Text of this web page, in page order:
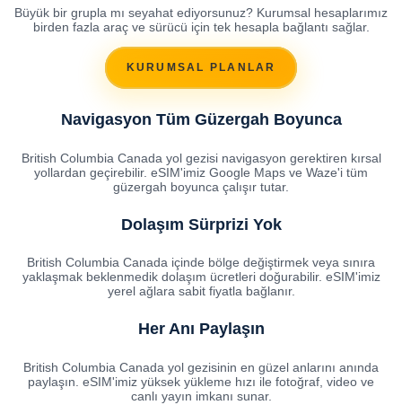
Büyük bir grupla mı seyahat ediyorsunuz? Kurumsal hesaplarımız
birden fazla araç ve sürücü için tek hesapla bağlantı sağlar.
KURUMSAL PLANLAR
Navigasyon Tüm Güzergah Boyunca
British Columbia Canada yol gezisi navigasyon gerektiren kırsal
yollardan geçirebilir. eSIM'imiz Google Maps ve Waze'i tüm
güzergah boyunca çalışır tutar.
Dolaşım Sürprizi Yok
British Columbia Canada içinde bölge değiştirmek veya sınıra
yaklaşmak beklenmedik dolaşım ücretleri doğurabilir. eSIM'imiz
yerel ağlara sabit fiyatla bağlanır.
Her Anı Paylaşın
British Columbia Canada yol gezisinin en güzel anlarını anında
paylaşın. eSIM'imiz yüksek yükleme hızı ile fotoğraf, video ve
canlı yayın imkanı sunar.